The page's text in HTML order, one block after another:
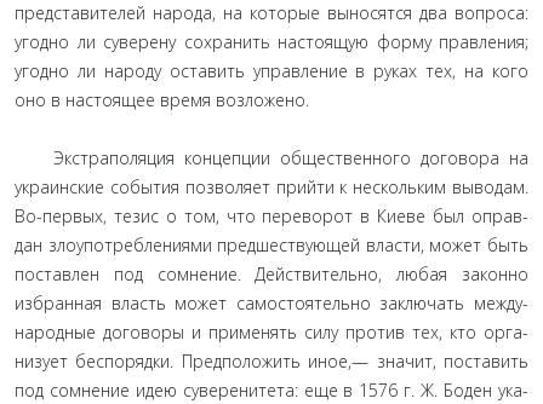
представителей народа, на которые выно­сятся два вопроса:
угодно ли суверену сохранить настоящую форму правления;
угодно ли народу оставить управление в руках тех, на кого
оно в настоящее время возложено.
Экстраполяция концепции общественного договора на
украинские события позволяет прийти к нескольким выво­дам.
Во-первых, тезис о том, что переворот в Киеве был оправ­
дан злоупотреблениями предшествующей власти, может быть
поставлен под сомнение. Действительно, любая законно
избранная власть может самостоятельно заключать между­
народные договоры и применять силу против тех, кто орга­
низует беспорядки. Предположить иное,— значит, поставить
под сомнение идею суверенитета: еще в 1576 г. Ж. Боден ука­